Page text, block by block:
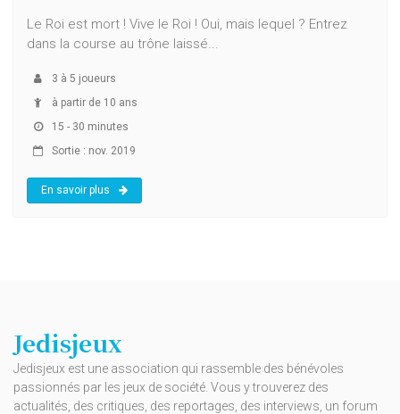
Le Roi est mort ! Vive le Roi ! Oui, mais lequel ? Entrez
dans la course au trône laissé...
3 à 5 joueurs
à partir de 10 ans
15 - 30 minutes
Sortie : nov. 2019
En savoir plus
Jedisjeux
Jedisjeux est une association qui rassemble des bénévoles
passionnés par les jeux de société. Vous y trouverez des
actualités, des critiques, des reportages, des interviews, un forum